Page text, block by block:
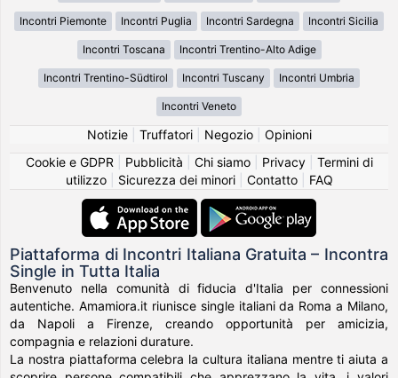
Incontri Piemonte Incontri Puglia Incontri Sardegna Incontri Sicilia
Incontri Toscana Incontri Trentino-Alto Adige
Incontri Trentino-Südtirol Incontri Tuscany Incontri Umbria
Incontri Veneto
Notizie| Truffatori| Negozio| Opinioni
Cookie e GDPR
Pubblicità Chi siamo| Privacy| Termini di
utilizzo| Sicurezza dei minori| Contatto| FAQ
Piattaforma di Incontri Italiana Gratuita – Incontra
Single in Tutta Italia
Benvenuto nella comunità di fiducia d'Italia per connessioni
autentiche. Amamiora.it riunisce single italiani da Roma a Milano,
da Napoli a Firenze, creando opportunità per amicizia,
compagnia e relazioni durature.
La nostra piattaforma celebra la cultura italiana mentre ti aiuta a